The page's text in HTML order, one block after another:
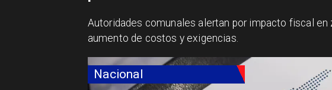
Nacional
Autoridades comunales alertan por impacto fiscal en
aumento de costos y exigencias.